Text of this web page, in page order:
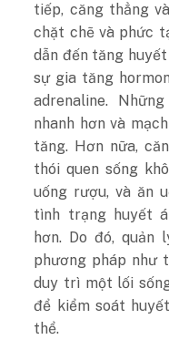
tiếp, căng thẳng
chặt chẽ và phức
dẫn đến tăng
sự gia tăng
adrenaline.
nhanh hơn và
tăng. Hơn nữa,
thói quen sống
uống rượu, và ăn
tình trạng huyết
hơn. Do đó, quản
phương pháp như
duy trì một lối
để kiểm soát
thể.